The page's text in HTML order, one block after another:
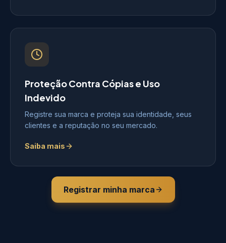
Proteção Contra Cópias e Uso
Indevido
Registre sua marca e proteja sua identidade, seus
clientes e a reputação no seu mercado.
Saiba mais
Registrar minha marca